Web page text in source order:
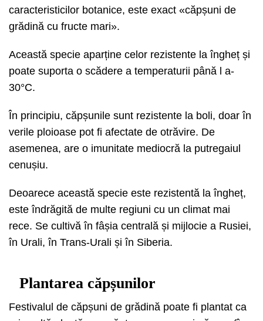
caracteristicilor botanice, este exact «căpșuni de
grădină cu fructe mari».
Această specie aparține celor rezistente la îngheț și
poate suporta o scădere a temperaturii până l a-
30°C.
În principiu, căpșunile sunt rezistente la boli, doar în
verile ploioase pot fi afectate de otrăvire. De
asemenea, are o imunitate mediocră la putregaiul
cenușiu.
Deoarece această specie este rezistentă la îngheț,
este îndrăgită de multe regiuni cu un climat mai
rece. Se cultivă în fâșia centrală și mijlocie a Rusiei,
în Urali, în Trans-Urali și în Siberia.
Plantarea căpșunilor
Festivalul de căpșuni de grădină poate fi plantat ca